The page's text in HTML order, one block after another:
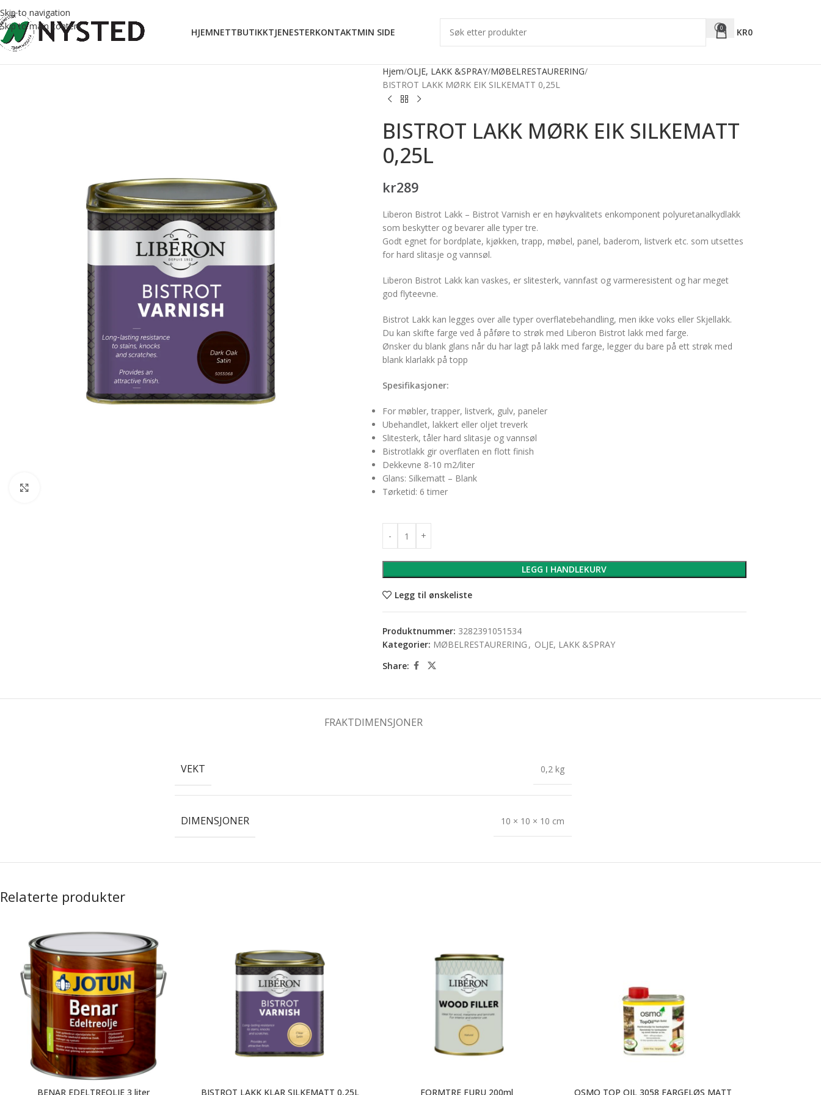
Skip to navigation
Skip to main content
HJEMNETTBUTIKKTJENESTERKONTAKTMIN SIDE 0 KR0
Hjem OLJE, LAKK &SPRAY MØBELRESTAURERING
BISTROT LAKK MØRK EIK SILKEMATT 0,25L
BISTROT LAKK MØRK EIK SILKEMATT
0,25L
kr289
Liberon Bistrot Lakk – Bistrot Varnish er en høykvalitets enkomponent polyuretanalkydlakk
som beskytter og bevarer alle typer tre.
Godt egnet for bordplate, kjøkken, trapp, møbel, panel, baderom, listverk etc. som utsettes
for hard slitasje og vannsøl.
Liberon Bistrot Lakk kan vaskes, er slitesterk, vannfast og varmeresistent og har meget
god flyteevne.
Bistrot Lakk kan legges over alle typer overflatebehandling, men ikke voks eller Skjellakk.
Du kan skifte farge ved å påføre to strøk med Liberon Bistrot lakk med farge.
Ønsker du blank glans når du har lagt på lakk med farge, legger du bare på ett strøk med
blank klarlakk på topp
Spesifikasjoner:
For møbler, trapper, listverk, gulv, paneler
Ubehandlet, lakkert eller oljet treverk
Slitesterk, tåler hard slitasje og vannsøl
Bistrotlakk gir overflaten en flott finish
Dekkevne 8-10 m2/liter
Glans: Silkematt – Blank
Tørketid: 6 timer
LEGG I HANDLEKURV
Legg til ønskeliste
Produktnummer: 3282391051534
Kategorier: MØBELRESTAURERING , OLJE, LAKK &SPRAY
Share:
FRAKTDIMENSJONER
VEKT 0,2 kg
DIMENSJONER 10 × 10 × 10 cm
Relaterte produkter
BENAR EDELTREOLJE 3 liter BISTROT LAKK KLAR SILKEMATT 0,25L FORMTRE FURU 200ml
OSMO TOP OIL 3058 FARGELØS MATT